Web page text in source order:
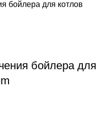
бойлера для